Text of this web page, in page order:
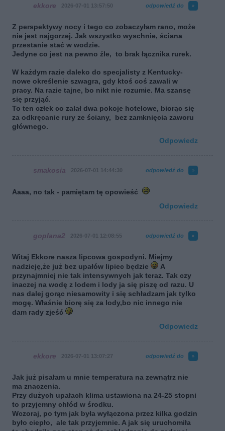
ekkore 2026-07-01 13:57:50 odpowiedź do
Z perspektywy nocy i tego co zobaczyłam rano, może
nie jest najgorzej. Jak wszystko wyschnie, ściana
przestanie stać w wodzie.
Jedyne co jest na pewno źle, to brak łącznika rurek.
W każdym razie daleko do specjalisty z Kentucky-
nowe określenie szwagra, gdy ktoś coś zawali w
pracy. Na razie tajne, bo nikt nie rozumie. Ma szansę
się przyjąć.
To ten człek co zalał dwa pokoje hotelowe, biorąc się
za odkręcanie rury ze ściany, bez zamknięcia zaworu
głównego.
Odpowiedz
smakosia 2026-07-01 14:44:30 odpowiedź do
Aaaa, no tak - pamiętam tę opowieść
Odpowiedz
goplana2 2026-07-01 12:08:55 odpowiedź do
Witaj Ekkore nasza lipcowa gospodyni. Miejmy
nadzieję,że już bez upałów lipiec będzie
A
przynajmniej nie tak intensywnych jak teraz. Tak czy
inaczej na wodę z lodem i lody ja się piszę od razu. U
nas dalej gorąc niesamowity i się schładzam jak tylko
mogę. Właśnie biorę się za lody,bo nic innego nie
dam rady zjeść
Odpowiedz
ekkore 2026-07-01 13:07:27 odpowiedź do
Jak już pisałam u mnie temperatura na zewnątrz nie
ma znaczenia.
Przy dużych upałach klima ustawiona na 24-25 stopni
to przyjemny chłód w środku.
Wczoraj, po tym jak była wyłączona przez kilka godzin
było ciepło, ale tak przyjemnie. A jak się uruchomiła